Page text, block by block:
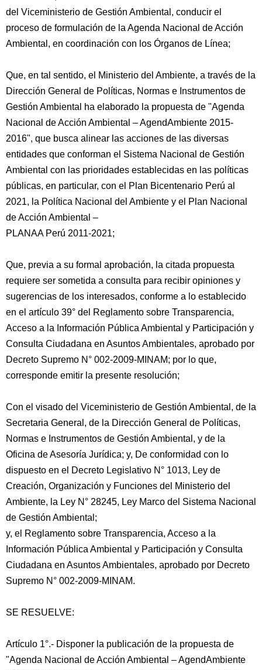
del Viceministerio de Gestión Ambiental, conducir el
proceso de formulación de la Agenda Nacional de Acción
Ambiental, en coordinación con los Órganos de Línea;
Que, en tal sentido, el Ministerio del Ambiente, a través de la
Dirección General de Políticas, Normas e Instrumentos de
Gestión Ambiental ha elaborado la propuesta de "Agenda
Nacional de Acción Ambiental – AgendAmbiente 2015-
2016", que busca alinear las acciones de las diversas
entidades que conforman el Sistema Nacional de Gestión
Ambiental con las prioridades establecidas en las políticas
públicas, en particular, con el Plan Bicentenario Perú al
2021, la Política Nacional del Ambiente y el Plan Nacional
de Acción Ambiental –
PLANAA Perú 2011-2021;
Que, previa a su formal aprobación, la citada propuesta
requiere ser sometida a consulta para recibir opiniones y
sugerencias de los interesados, conforme a lo establecido
en el artículo 39° del Reglamento sobre Transparencia,
Acceso a la Información Pública Ambiental y Participación y
Consulta Ciudadana en Asuntos Ambientales, aprobado por
Decreto Supremo N° 002-2009-MINAM; por lo que,
corresponde emitir la presente resolución;
Con el visado del Viceministerio de Gestión Ambiental, de la
Secretaria General, de la Dirección General de Políticas,
Normas e Instrumentos de Gestión Ambiental, y de la
Oficina de Asesoría Jurídica; y, De conformidad con lo
dispuesto en el Decreto Legislativo N° 1013, Ley de
Creación, Organización y Funciones del Ministerio del
Ambiente, la Ley N° 28245, Ley Marco del Sistema Nacional
de Gestión Ambiental;
y, el Reglamento sobre Transparencia, Acceso a la
Información Pública Ambiental y Participación y Consulta
Ciudadana en Asuntos Ambientales, aprobado por Decreto
Supremo N° 002-2009-MINAM.
SE RESUELVE:
Artículo 1°.- Disponer la publicación de la propuesta de
"Agenda Nacional de Acción Ambiental – AgendAmbiente